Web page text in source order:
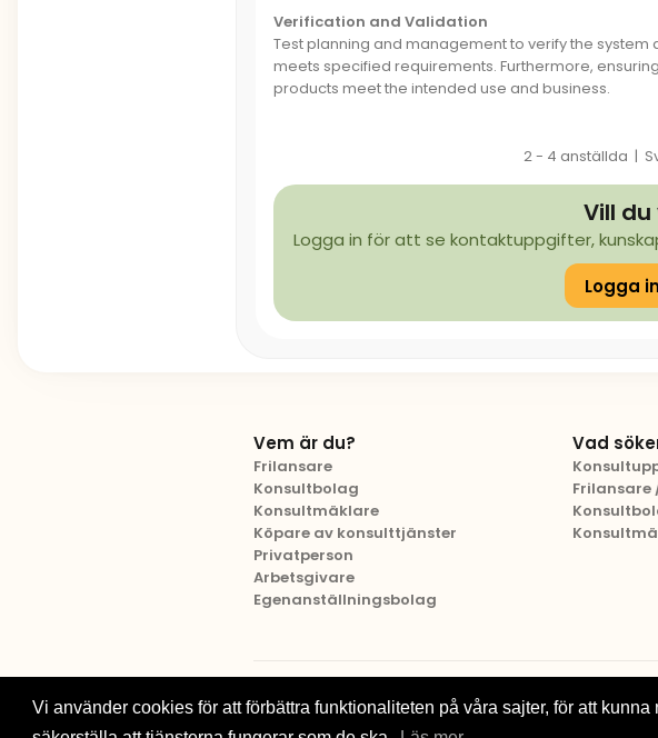
Verification and Validation
Test planning and management to verify the system
meets specified requirements. Furthermore,
products meet the intended use and business.
2 - 4 anställda |
Vill
Logga in för att se kontaktuppgifter,
Logga in
Vem är du?
Frilansare
Konsultbolag
Konsultmäklare
Köpare av konsulttjänster
Privatperson
Arbetsgivare
Egenanställningsbolag
Vad
Frilansare
© 2012-2026 Brainville AB
Vi använder cookies för att förbättra funktionaliteten på våra sajter, för att